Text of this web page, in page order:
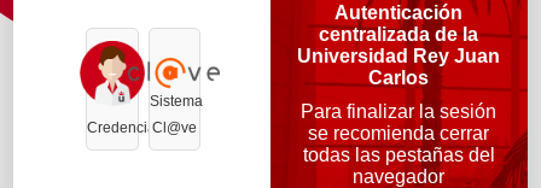
Credenciales
Sistema
Cl@ve
Autenticación
centralizada de la
Universidad Rey Juan
Carlos
Para finalizar la sesión
se recomienda cerrar
todas las pestañas del
navegador